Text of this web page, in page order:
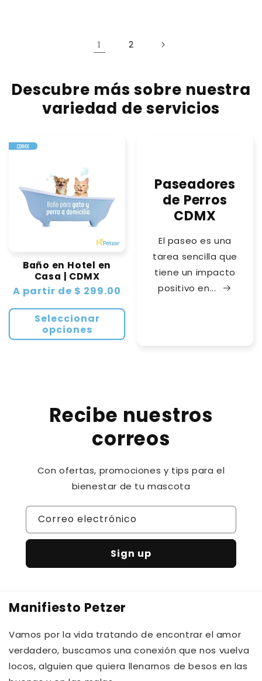
1 2
Descubre más sobre nuestra
variedad de servicios
Baño en Hotel en
Casa | CDMX
Precio
A partir de $ 299.00
Seleccionar
opciones
Paseadores
de Perros
CDMX
El paseo es una
tarea sencilla que
tiene un impacto
positivo en...
Recibe nuestros
correos
Con ofertas, promociones y tips para el
bienestar de tu mascota
Correo electrónico
Sign up
Manifiesto Petzer
Vamos por la vida tratando de encontrar el amor
verdadero, buscamos una conexión que nos vuelva
locos, alguien que quiera llenarnos de besos en las